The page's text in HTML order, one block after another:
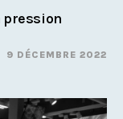
pression
9 DÉCEMBRE 2022